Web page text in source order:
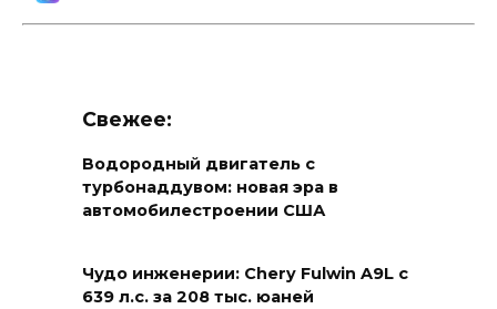
Свежее:
Водородный двигатель с
турбонаддувом: новая эра в
автомобилестроении США
Чудо инженерии: Chery Fulwin A9L с
639 л.с. за 208 тыс. юаней